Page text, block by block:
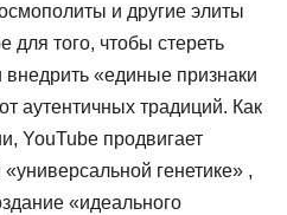
и другие элиты
для того, чтобы стереть
«единые признаки
аутентичных традиций. Как
YouTube продвигает
генетике» ,
«идеального